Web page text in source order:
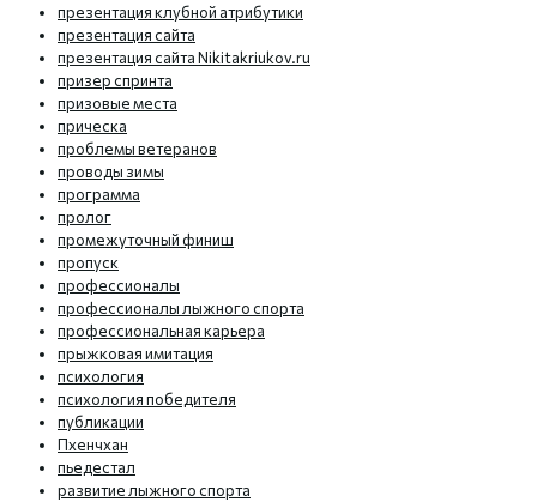
презентация клубной атрибутики
презентация сайта
презентация сайта Nikitakriukov.ru
призер спринта
призовые места
прическа
проблемы ветеранов
проводы зимы
программа
пролог
промежуточный финиш
пропуск
профессионалы
профессионалы лыжного спорта
профессиональная карьера
прыжковая имитация
психология
психология победителя
публикации
Пхенчхан
пьедестал
развитие лыжного спорта